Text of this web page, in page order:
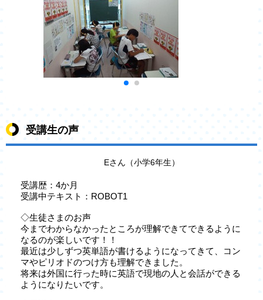
受講生の声
Eさん（小学6年生）
受講歴：4か月
受講中テキスト：ROBOT1
◇生徒さまのお声
今までわからなかったところが理解できてできるように
なるのが楽しいです！！
最近は少しずつ英単語が書けるようになってきて、コン
マやピリオドのつけ方も理解できました。
将来は外国に行った時に英語で現地の人と会話ができる
ようになりたいです。